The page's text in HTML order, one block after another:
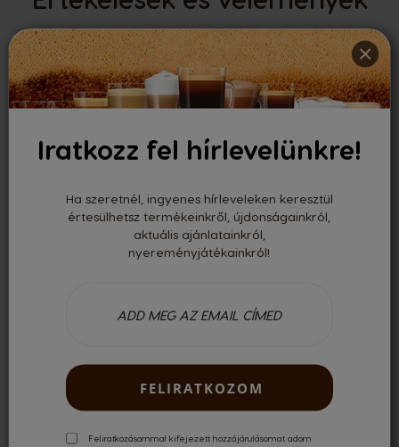
×
Iratkozz fel hírlevelünkre!
Ha szeretnél, ingyenes hírleveleken keresztül
értesülhetsz termékeinkről, újdonságainkról,
aktuális ajánlatainkról,
nyereményjátékainkról!
FELIRATKOZOM
Feliratkozásommal kifejezett hozzájárulásomat adom
0.00
Értékelte 0 felhasználó
Nincsenek vélemények